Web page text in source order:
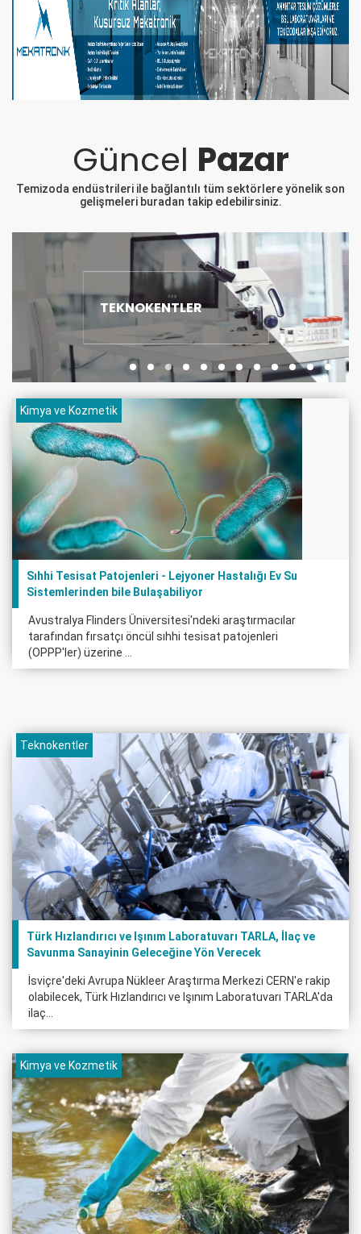
Güncel Pazar
Temizoda endüstrileri ile bağlantılı tüm sektörlere yönelik son
gelişmeleri buradan takip edebilirsiniz.
HASTANELER
Kimya ve Kozmetik
Sıhhi Tesisat Patojenleri - Lejyoner Hastalığı Ev Su
Sistemlerinden bile Bulaşabiliyor
Avustralya Flinders Üniversitesi'ndeki araştırmacılar
tarafından fırsatçı öncül sıhhi tesisat patojenleri
(OPPP'ler) üzerine ...
Teknokentler
Türk Hızlandırıcı ve Işınım Laboratuvarı TARLA, İlaç ve
Savunma Sanayinin Geleceğine Yön Verecek
İsviçre'deki Avrupa Nükleer Araştırma Merkezi CERN'e rakip
olabilecek, Türk Hızlandırıcı ve Işınım Laboratuvarı TARLA'da
ilaç...
Kimya ve Kozmetik